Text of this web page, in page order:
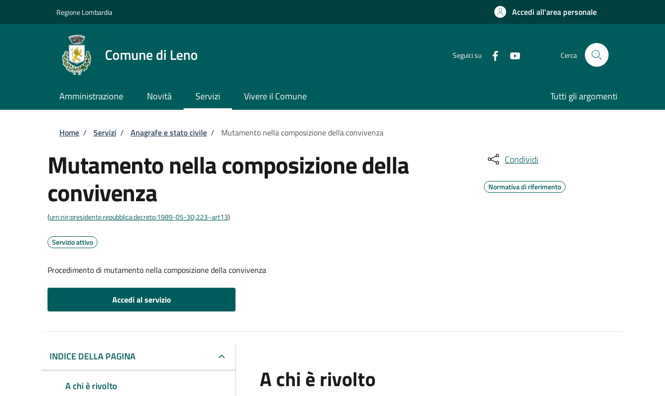
Regione Lombardia Accedi all'area personale
Comune di Leno Seguici su Cerca
Amministrazione Novità Servizi Vivere il Comune Tutti gli argomenti
Briciole di pane
Home / Servizi / Anagrafe e stato civile / Mutamento nella composizione della convivenza
Mutamento nella composizione della
convivenza
(urn:nir:presidente.repubblica:decreto:1989-05-30;223~art13)
Servizio attivo
Procedimento di mutamento nella composizione della convivenza
Accedi al servizio
Condividi
Normativa di riferimento
INDICE DELLA PAGINA
A chi è rivolto
A chi è rivolto